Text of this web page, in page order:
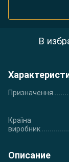
В
Призначення
Країна
виробник
Описание